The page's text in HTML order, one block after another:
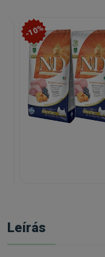
-10%
Leírás